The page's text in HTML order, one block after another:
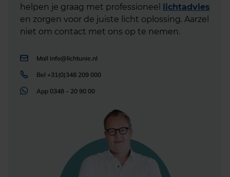
helpen je graag met professioneel lichtadvies
en zorgen voor de juiste licht oplossing. Aarzel
niet om contact met ons op te nemen.
Mail info@lichtunie.nl
Bel +31(0)348 209 000
App 0348 – 20 90 00